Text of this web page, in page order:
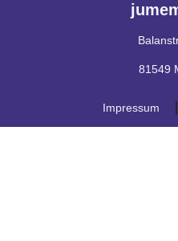
81549
Impressum